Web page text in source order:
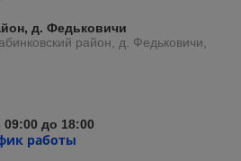
д. Федьковичи
район, д. Федьковичи,
09:00 до 18:00
работы